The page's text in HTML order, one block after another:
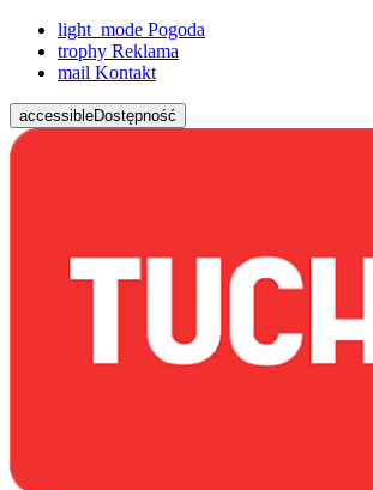
light_mode Pogoda
trophy Reklama
mail Kontakt
accessibleDostępność